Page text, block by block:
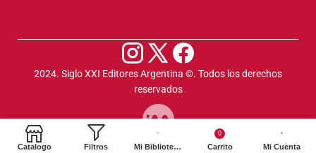
2024. Siglo XXI Editores Argentina ©️. Todos los derechos
reservados
Catalogo Filtros Mi Biblioteca
0
Carrito Mi Cuenta